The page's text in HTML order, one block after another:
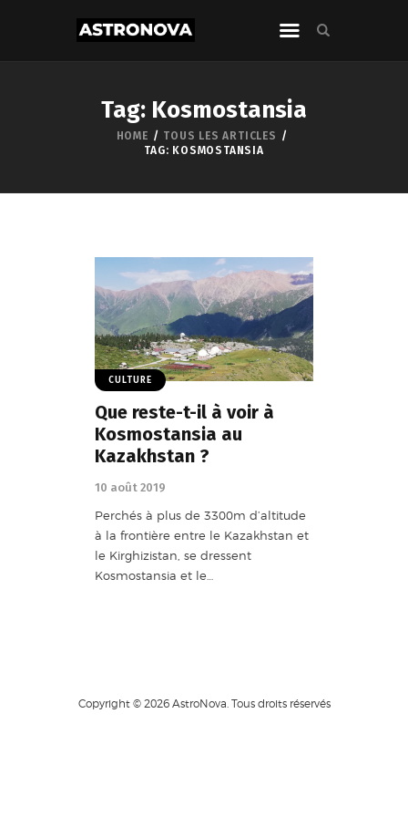
Tag: Kosmostansia
HOME
TOUS LES ARTICLES
TAG: KOSMOSTANSIA
CULTURE
Que reste-t-il à voir à
Kosmostansia au
Kazakhstan ?
10 août 2019
Perchés à plus de 3300m d’altitude
à la frontière entre le Kazakhstan et
le Kirghizistan, se dressent
Kosmostansia et le…
Copyright © 2026 AstroNova. Tous droits réservés